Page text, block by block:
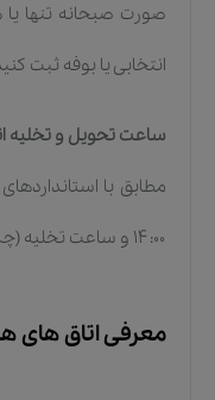
صورت صبحانه تنها یا
انتخابی یا بوفه ثبت
ساعت تحویل و تخلیه
مطابق با
۱۴:۰۰ و ساعت تخلیه (چکاوت) ۱۲:۰۰ ظهر است.
معرفی اتاق های